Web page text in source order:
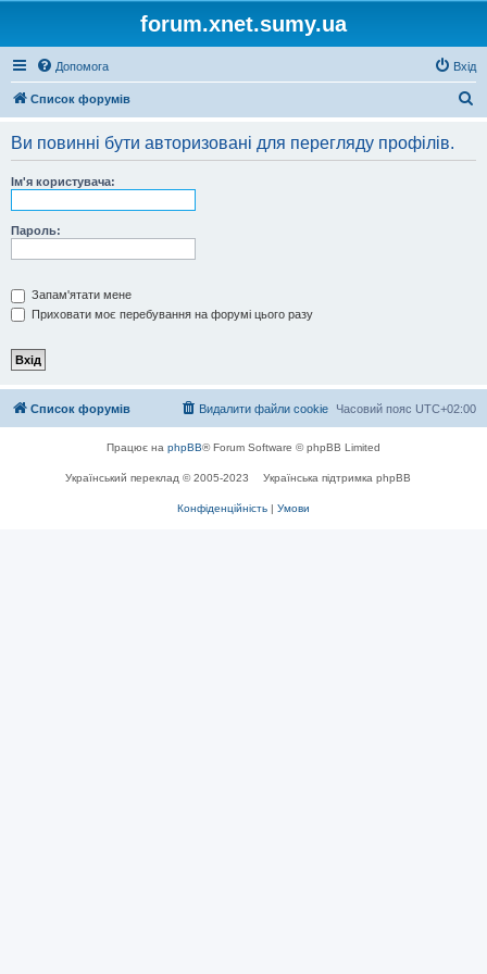
forum.xnet.sumy.ua
Допомога Вхід
Список форумів
Ви повинні бути авторизовані для перегляду профілів.
Ім'я користувача:
Пароль:
Запам'ятати мене
Приховати моє перебування на форумі цього разу
Список форумів Часовий пояс UTC+02:00
Видалити файли cookie
Працює на phpBB® Forum Software © phpBB Limited
Український переклад © 2005-2023 Українська підтримка phpBB
Конфіденційність | Умови